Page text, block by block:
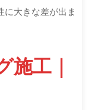
に大きな差が出ま
施工｜